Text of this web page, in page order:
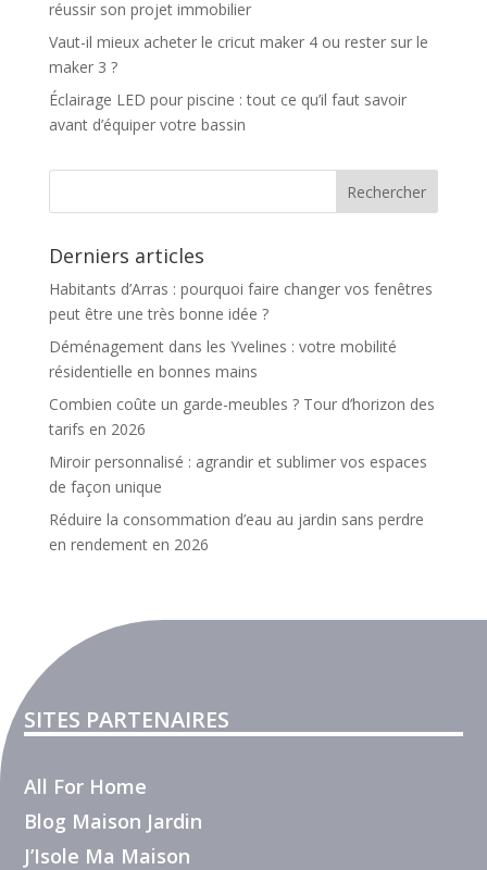
réussir son projet immobilier
Vaut-il mieux acheter le cricut maker 4 ou rester sur le
maker 3 ?
Éclairage LED pour piscine : tout ce qu’il faut savoir
avant d’équiper votre bassin
Derniers articles
Habitants d’Arras : pourquoi faire changer vos fenêtres
peut être une très bonne idée ?
Déménagement dans les Yvelines : votre mobilité
résidentielle en bonnes mains
Combien coûte un garde-meubles ? Tour d’horizon des
tarifs en 2026
Miroir personnalisé : agrandir et sublimer vos espaces
de façon unique
Réduire la consommation d’eau au jardin sans perdre
en rendement en 2026
SITES PARTENAIRES
All For Home
Blog Maison Jardin
J’Isole Ma Maison